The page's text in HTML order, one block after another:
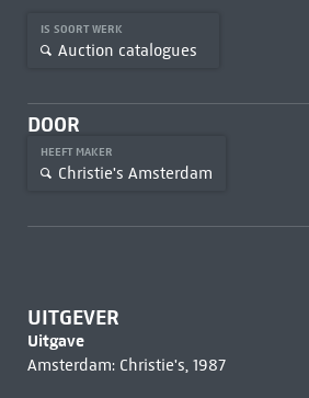
IS SOORT WERK
Auction catalogues
DOOR
HEEFT MAKER
Christie's Amsterdam
UITGEVER
Uitgave
Amsterdam: Christie's, 1987